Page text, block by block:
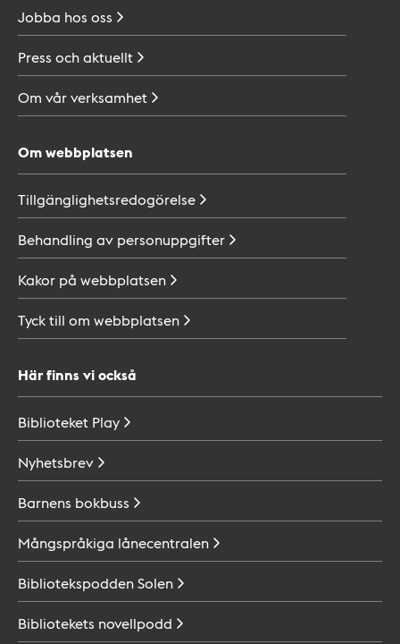
Jobba hos oss
Press ochaktuellt
Om vårverksamhet
Om webbplatsen
Tillgänglighetsredogörelse
Behandling av personuppgifter
Kakor på webbplatsen
Tyck till om webbplatsen
Här finns vi också
Biblioteket Play
Nyhetsbrev
Barnens bokbuss
Mångspråkiga lånecentralen
BibliotekspoddenSolen
Bibliotekets novellpodd